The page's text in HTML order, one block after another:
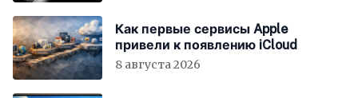
Как первые сервисы Apple
привели к появлению iCloud
8 августа 2026